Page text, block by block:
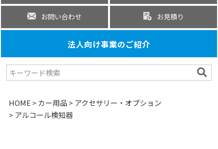
お問い合わせ お見積り
法人向け事業のご紹介
HOME カー用品
アクセサリー・オプション
アルコール検知器